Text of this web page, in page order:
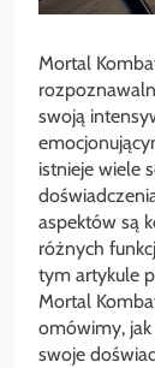
Mortal
swoją
istnieje wiele
aspektów są
różnych
tym artykule
Mortal
omówimy,
swoje